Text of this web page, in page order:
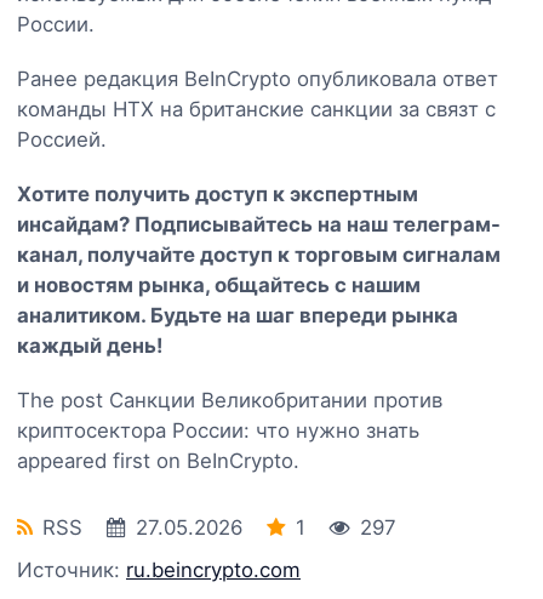
России.
Ранее редакция BeInCrypto опубликовала ответ
команды HTX на британские санкции за связт с
Россией.
Хотите получить доступ к экспертным
инсайдам? Подписывайтесь на наш телеграм-
канал, получайте доступ к торговым сигналам
и новостям рынка, общайтесь с нашим
аналитиком. Будьте на шаг впереди рынка
каждый день!
The post Санкции Великобритании против
криптосектора России: что нужно знать
appeared first on BeInCrypto.
RSS 27.05.2026 1
297
Источник: ru.beincrypto.com